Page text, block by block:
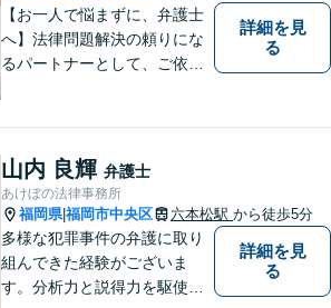
【お一人で悩まずに、弁護士
へ】法律問題解決の頼りにな
るパートナーとして、ご依頼
じめ、「離婚事件」、「損害
賠償請求事件」、「刑事事
件」まで多数の事件の取り扱
い【分割払い可】
詳細を見
る
山内 良輝 弁護士
あけぼの法律事務所
福岡県|福岡市中央区 六本松駅 から徒歩5分
多様な犯罪事件の弁護に取り
組んできた経験がございま
す。分析力と説得力を駆使
詳細を見
る